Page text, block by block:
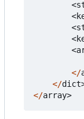
<
<
<
<
<
</
</dict
</array>